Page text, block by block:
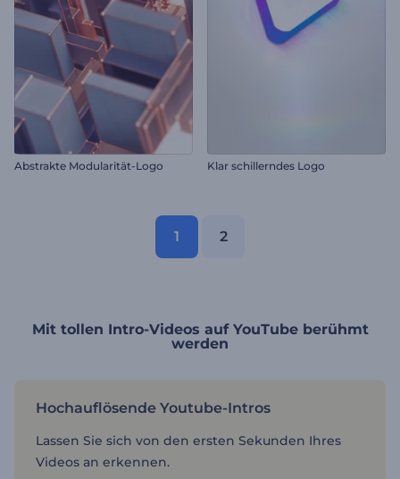
Abstrakte Modularität-Logo Klar schillerndes Logo
1 2
Mit tollen Intro-Videos auf YouTube berühmt
werden
Hochauflösende Youtube-Intros
Lassen Sie sich von den ersten Sekunden Ihres
Videos an erkennen.